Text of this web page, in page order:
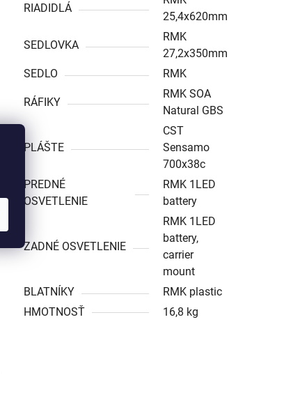
RIADIDLÁ
25,4x620mm
SEDLOVKA
RMK
27,2x350mm
SEDLO
RMK
RÁFIKY
RMK SOA
Natural GBS
PLÁŠTE
CST
Sensamo
700x38c
PREDNÉ
OSVETLENIE
RMK 1LED
battery
ZADNÉ OSVETLENIE
RMK 1LED
battery,
carrier
mount
BLATNÍKY
RMK plastic
HMOTNOSŤ
16,8 kg